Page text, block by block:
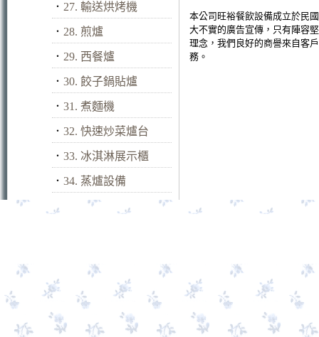
． 27. 輸送烘烤機
． 28. 煎爐
． 29. 西餐爐
． 30. 餃子鍋貼爐
． 31. 煮麵機
． 32. 快速炒菜爐台
． 33. 冰淇淋展示櫃
． 34. 蒸爐設備
本公司旺裕餐飲設備成立於民
大不實的廣告宣傳，只有陣容
理念，我們良好的商譽來自客
務。